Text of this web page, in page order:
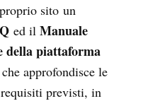
sito un
ed il Manuale
della piattaforma
che approfondisce le
previsti, in